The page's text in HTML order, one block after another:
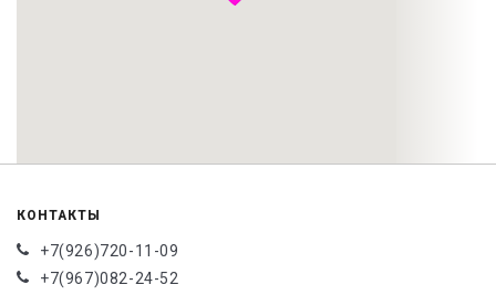
КОНТАКТЫ
+7(926)720-11-09
+7(967)082-24-52